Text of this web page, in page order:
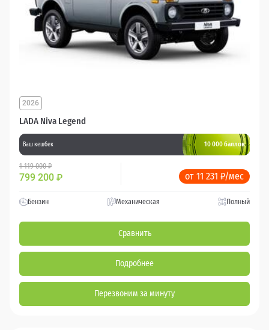
LADA Niva Legend
2026
Ваш кешбек 10 000 баллов
1 119 000 ₽
799 200 ₽ от 11 231 ₽/мес
Бензин Механическая Полный
Сравнить
Подробнее
Перезвоним за минуту